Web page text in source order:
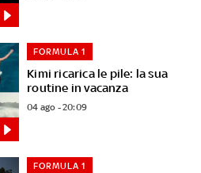
Kimi ricarica le pile: la sua
routine in vacanza
FORMULA 1
04 ago - 20:09
FORMULA 1